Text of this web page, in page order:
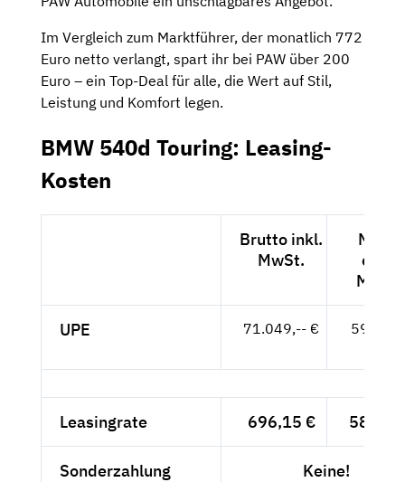
Im Vergleich zum Marktführer, der monatlich 772
Euro netto verlangt, spart ihr bei PAW über 200
Euro – ein Top-Deal für alle, die Wert auf Stil,
Leistung und Komfort legen.
BMW 540d Touring: Leasing-
Kosten
Brutto inkl.
MwSt.
Netto
exkl.
MwSt.
UPE 71.049,-- €
Leasingrate 696,15 € 585,--
Sonderzahlung Keine!